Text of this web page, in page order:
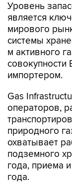
Уровень
является
мирового
системы
м активного
совокупности
импортером.
Gas
операторов,
природного
охватывает
подземного
года, приема
года.